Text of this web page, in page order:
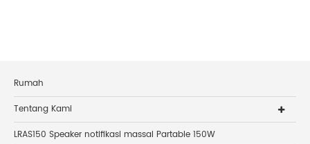
Rumah
Tentang Kami
LRAS150 Speaker notifikasi massal Partable 150W